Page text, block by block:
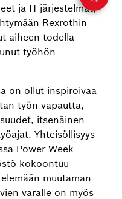
ja IT-järjestelmät,
Rexrothin
aiheen todella
työhön
on ollut inspiroivaa
työn vapautta,
itsenäinen
Yhteisöllisyys
Power Week -
kokoontuu
muutaman
varalle on myös